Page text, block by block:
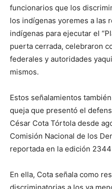
funcionarios que los
los indígenas yoremes a las
indígenas para ejecutar el
puerta cerrada, celebraron
federales y autoridades
mismos.
Estos señalamientos
queja que presentó el
César Cota Tórtola desde
Comisión Nacional de los
reportada en la edición
En ella, Cota señala como